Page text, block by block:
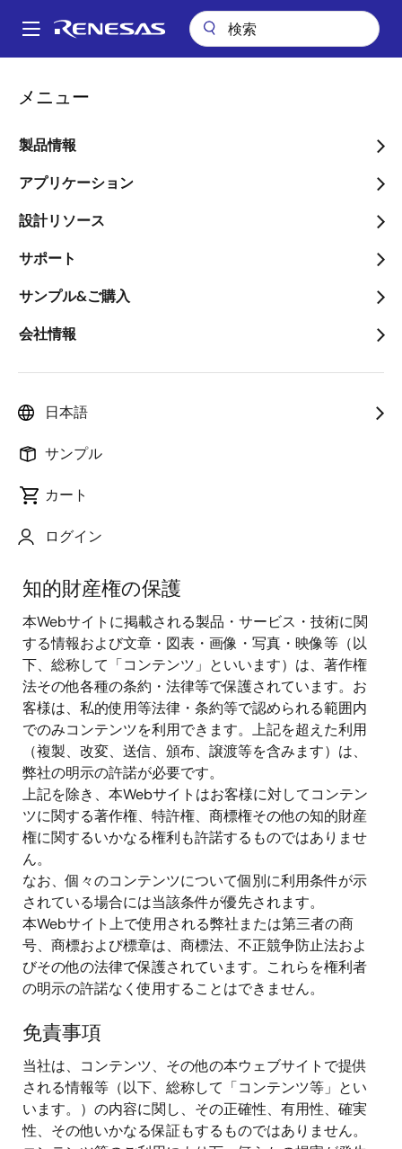
ン
Main
メニュー
製品情報
アプリケーション
設計リソース
サポート
サンプル&ご購入
会社情報
日本語
サンプル
カート
ログイン
Webサイト利用条件
サイトポリシー
本Webサイトの利用条件
本Webサイトをご利用いただく方（以下、「お客様」
といいます）は、以下の利用条件に同意いただいたも
ることがありますので、最新の内容をご確認ください
あり、また、弊社の関係会社が運営している他のWeb
Webサイトを利用される場合は、その中で掲載されて
注意ください。
知的財産権の保護
本Webサイトに掲載される製品・サービス・技術に関
する情報および文章・図表・画像・写真・映像等（以
下、総称して「コンテンツ」といいます）は、著作権
法その他各種の条約・法律等で保護されています。お
客様は、私的使用等法律・条約等で認められる範囲内
でのみコンテンツを利用できます。上記を超えた利用
（複製、改変、送信、頒布、譲渡等を含みます）は、
弊社の明示の許諾が必要です。
上記を除き、本Webサイトはお客様に対してコンテン
ツに関する著作権、特許権、商標権その他の知的財産
権に関するいかなる権利も許諾するものではありませ
ん。
なお、個々のコンテンツについて個別に利用条件が示
されている場合には当該条件が優先されます。
本Webサイト上で使用される弊社または第三者の商
号、商標および標章は、商標法、不正競争防止法およ
びその他の法律で保護されています。これらを権利者
の明示の許諾なく使用することはできません。
免責事項
当社は、コンテンツ、その他の本ウェブサイトで提供
される情報等（以下、総称して「コンテンツ等」とい
います。）の内容に関し、その正確性、有用性、確実
性、その他いかなる保証もするものではありません。